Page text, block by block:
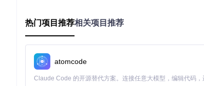
应用场景
阈值(dB) 最小长度(ms)
会议录音
-35~-45
有声书
-25~-35
音乐人声
-50~-60 1000~3000 100~200
热门项目推荐相关项目推荐
atomcode